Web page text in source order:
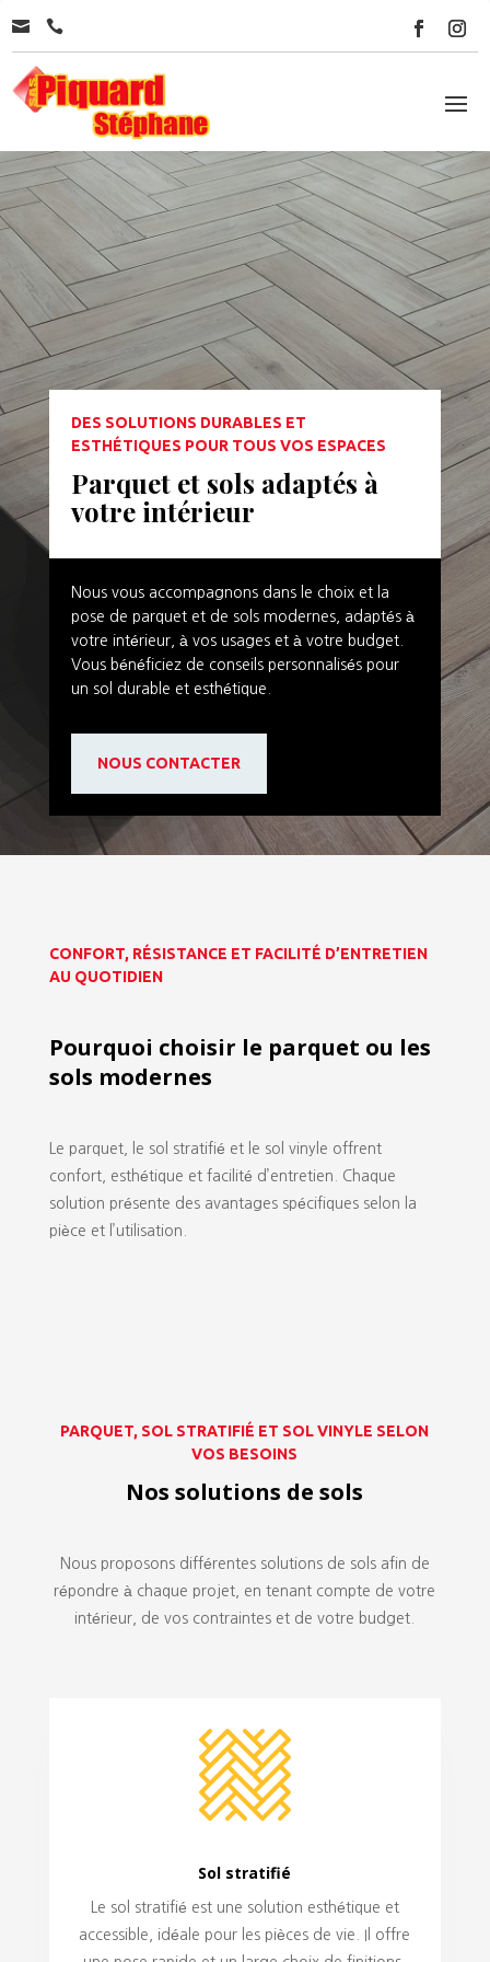
 
DES SOLUTIONS DURABLES ET
ESTHÉTIQUES POUR TOUS VOS ESPACES
Parquet et sols adaptés à
votre intérieur
Nous vous accompagnons dans le choix et la
pose de parquet et de sols modernes, adaptés à
votre intérieur, à vos usages et à votre budget.
Vous bénéficiez de conseils personnalisés pour
un sol durable et esthétique.
NOUS CONTACTER
CONFORT, RÉSISTANCE ET FACILITÉ D’ENTRETIEN
AU QUOTIDIEN
Pourquoi choisir le parquet ou les
sols modernes
Le parquet, le sol stratifié et le sol vinyle offrent
confort, esthétique et facilité d’entretien. Chaque
solution présente des avantages spécifiques selon la
pièce et l’utilisation.
PARQUET, SOL STRATIFIÉ ET SOL VINYLE SELON
VOS BESOINS
Nos solutions de sols
Nous proposons différentes solutions de sols afin de
répondre à chaque projet, en tenant compte de votre
intérieur, de vos contraintes et de votre budget.
Sol stratifié
Le sol stratifié est une solution esthétique et
accessible, idéale pour les pièces de vie. Il offre